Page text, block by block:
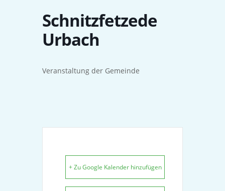
Schnitzfetzede
Urbach
Veranstaltung der Gemeinde
+ Zu Google Kalender hinzufügen